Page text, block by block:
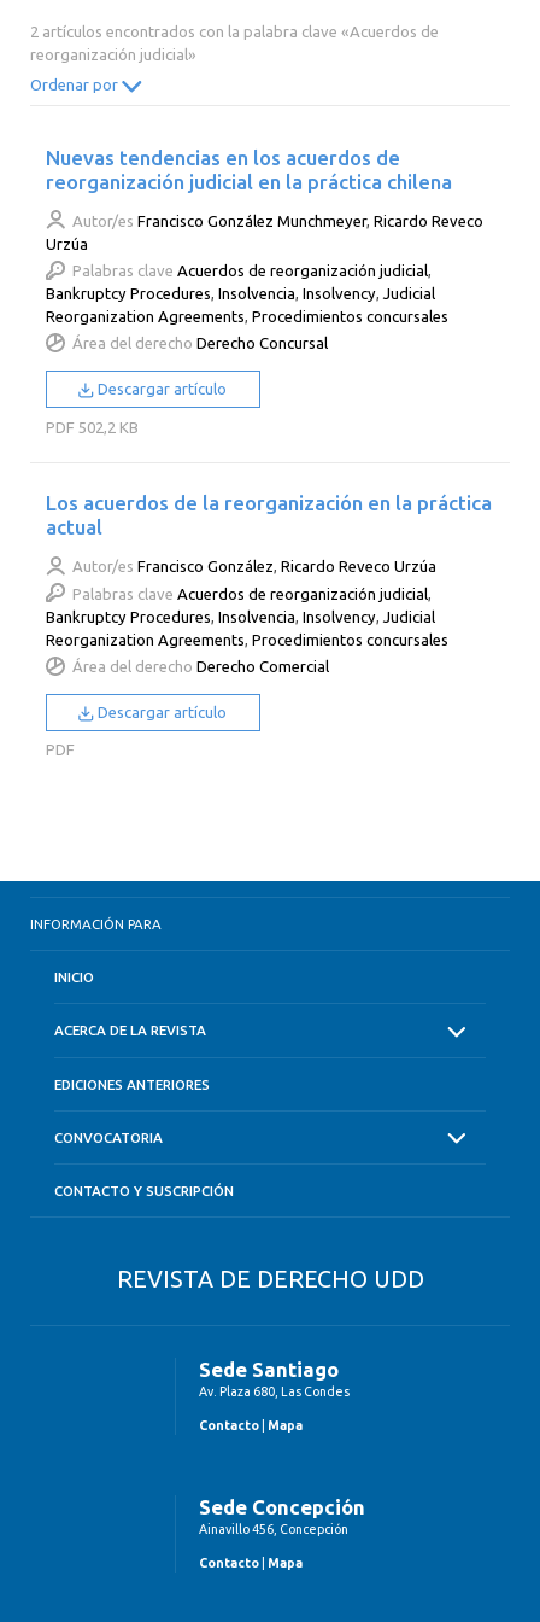
2 artículos encontrados con la palabra clave «Acuerdos de
reorganización judicial»
Ordenar por
Nuevas tendencias en los acuerdos de
reorganización judicial en la práctica chilena
Autor/es Francisco González Munchmeyer,Ricardo Reveco
Urzúa
Palabras clave Acuerdos de reorganización judicial,
Bankruptcy Procedures,Insolvencia,Insolvency,Judicial
Reorganization Agreements,Procedimientos concursales
Área del derecho Derecho Concursal
Descargar artículo
PDF 502,2 KB
Los acuerdos de la reorganización en la práctica
actual
Autor/es Francisco González,Ricardo Reveco Urzúa
Palabras clave Acuerdos de reorganización judicial
Bankruptcy Procedures ,Insolvencia ,Insolvency
Judicial
Reorganization Agreements ,Procedimientos concursales
Área del derecho Derecho Comercial
Descargar artículo
PDF
INFORMACIÓN PARA
INICIO
ACERCA DE LA REVISTA
EDICIONES ANTERIORES
CONVOCATORIA
CONTACTO Y SUSCRIPCIÓN
REVISTA DE DERECHO UDD
Sede Santiago
Av. Plaza 680, Las Condes
Contacto Mapa
Sede Concepción
Ainavillo 456, Concepción
Contacto Mapa